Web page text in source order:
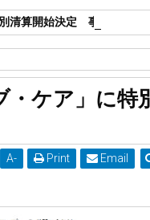
清算開始決定 事業はA-
用品販売
成事業団が事業承継
・ケア」に特
A- Print Email